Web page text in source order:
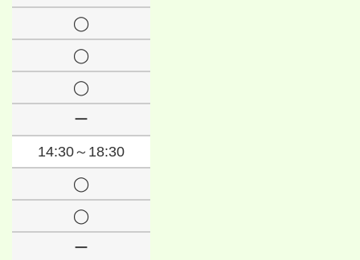
◯
◯
◯
ー
14:30～18:30
◯
◯
ー